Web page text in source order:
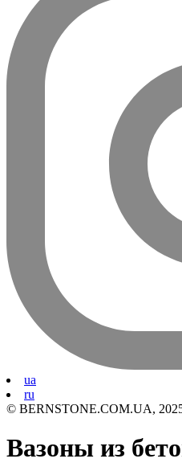
ua
ru
© BERNSTONE.COM.UA,
Вазоны из